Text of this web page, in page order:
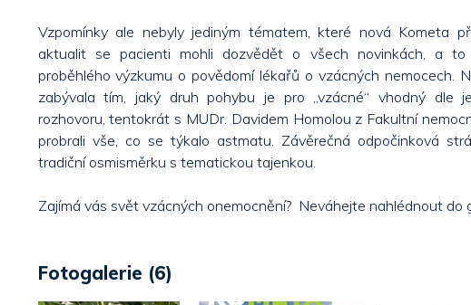
Vzpomínky ale nebyly jediným tématem, které nová Kometa
aktualit se pacienti mohli dozvědět o všech novinkách, a to
proběhlého výzkumu o povědomí lékařů o vzácných nemocech.
zabývala tím, jaký druh pohybu je pro „vzácné“ vhodný dle
rozhovoru, tentokrát s MUDr. Davidem Homolou z Fakultní
probrali vše, co se týkalo astmatu. Závěrečná odpočinková
tradiční osmisměrku s tematickou tajenkou.
Zajímá vás svět vzácných onemocnění? Neváhejte nahlédnout do
Fotogalerie (6)